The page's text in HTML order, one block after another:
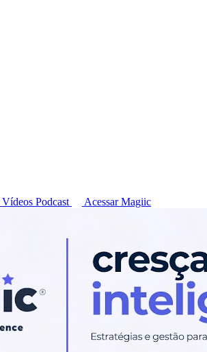
Vídeos Podcast Acessar Magiic